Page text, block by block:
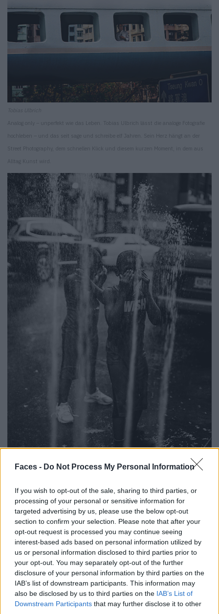
Faces - Do Not Process My Personal Information
If you wish to opt-out of the sale, sharing to third parties, or
processing of your personal or sensitive information for
targeted advertising by us, please use the below opt-out
section to confirm your selection. Please note that after your
opt-out request is processed you may continue seeing
interest-based ads based on personal information utilized by
us or personal information disclosed to third parties prior to
your opt-out. You may separately opt-out of the further
disclosure of your personal information by third parties on the
IAB’s list of downstream participants. This information may
also be disclosed by us to third parties on the IAB’s List of
Downstream Participants that may further disclose it to other
Analog only – unperfekt wie das Leben. Tobias Ulbrich lässt die analoge Fotografie
hochleben – und das seit sage und schreibe elf Jahren. Sein Herz hängt an der
Street Photography, dem schnellen Klick und diesem kurzen Moment, in dem aus
Alltag Kunst wird.
Was man über Budi wissen muss? „I’m a student of life“. Während der Pandemie
übte sich der ägyptische Künstler im Schauspiel, heute fotografiert er in seiner
Wahlheimat New York Menschen, die etwas zu erzählen haben. Er erhielt seinen
Abschluss kurz vor dem Ausbruch von Covid-19 und fing nach dem Mord an George
Floyd damit an, zu fotografieren.